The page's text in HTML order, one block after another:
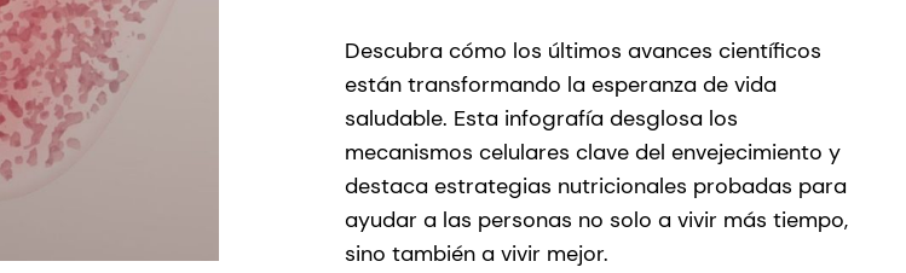
Descubra cómo los últimos avances científicos
están transformando la esperanza de vida
saludable. Esta infografía desglosa los
mecanismos celulares clave del envejecimiento y
destaca estrategias nutricionales probadas para
ayudar a las personas no solo a vivir más tiempo,
sino también a vivir mejor.